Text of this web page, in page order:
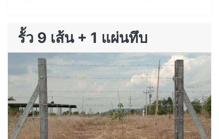
รั้ว 9 เส้น + 1 แผ่นทึบ